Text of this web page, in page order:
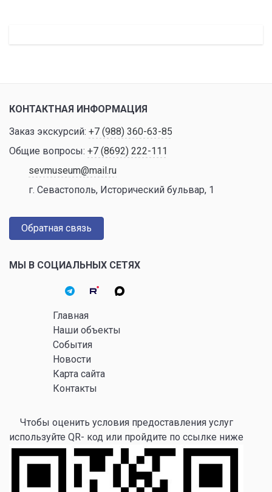
КОНТАКТНАЯ ИНФОРМАЦИЯ
Заказ экскурсий: +7 (988) 360-63-85
Общие вопросы: +7 (8692) 222-111
sevmuseum@mail.ru
г. Севастополь, Исторический бульвар, 1
Обратная связь
МЫ В СОЦИАЛЬНЫХ СЕТЯХ
Главная
Наши объекты
События
Новости
Карта сайта
Контакты
Чтобы оценить условия предоставления услуг
используйте QR- код или пройдите по ссылке ниже